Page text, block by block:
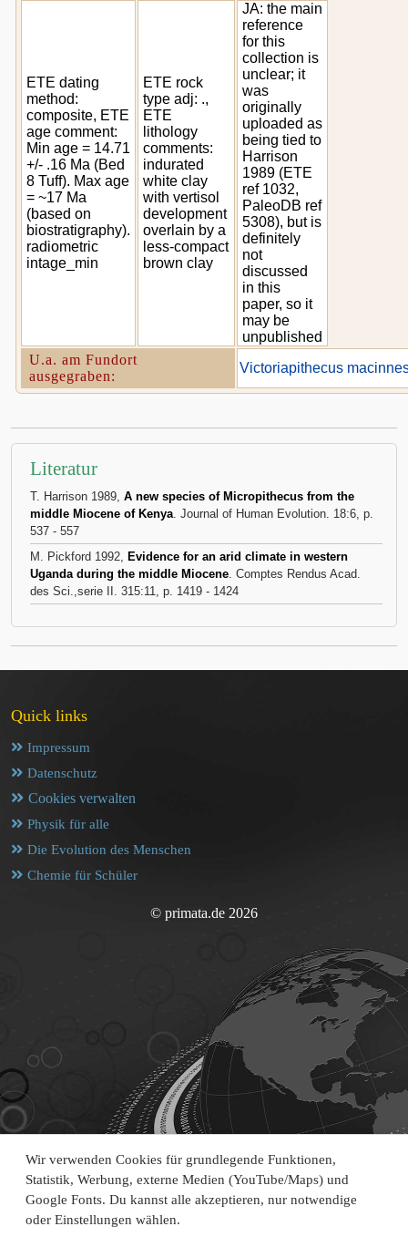
Wir verwenden Cookies für grundlegende Funktionen,
Statistik, Werbung, externe Medien (YouTube/Maps) und
Google Fonts. Du kannst alle akzeptieren, nur notwendige
oder Einstellungen wählen.
ETE dating
method:
composite, ETE
age comment:
Min age = 14.71
+/- .16 Ma (Bed
8 Tuff). Max age
= ~17 Ma
(based on
biostratigraphy).
radiometric
intage_min
ETE rock
type adj: .,
ETE
lithology
comments:
indurated
white clay
with vertisol
development
overlain by a
less-compact
brown clay
JA: the main
reference
for this
collection is
unclear; it
was
originally
uploaded as
being tied to
Harrison
1989 (ETE
ref 1032,
PaleoDB ref
5308), but is
definitely
not
discussed
in this
paper, so it
may be
unpublished
U.a. am Fundort
ausgegraben:
Victoriapithecus
Literatur
T. Harrison 1989, A new species of Micropithecus from the
middle Miocene of Kenya. Journal of Human Evolution. 18:6, p.
537 - 557
M. Pickford 1992, Evidence for an arid climate in western
Uganda during the middle Miocene. Comptes Rendus Acad.
des Sci.,serie II. 315:11, p. 1419 - 1424
Quick links
Impressum
Datenschutz
Cookies verwalten
Physik für alle
Die Evolution des Menschen
Chemie für Schüler
© primata.de 2026